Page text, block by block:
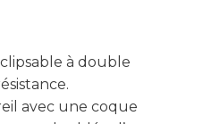
à double
avec une coque